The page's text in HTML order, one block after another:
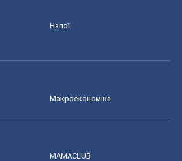
Напої
Макроекономіка
MAMACLUB